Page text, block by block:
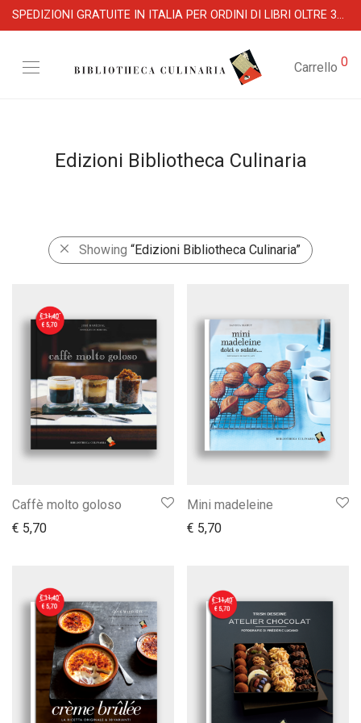
SPEDIZIONI GRATUITE IN ITALIA PER ORDINI DI LIBRI OLTRE 39 €
Carrello 0
Edizioni Bibliotheca Culinaria
Showing “Edizioni Bibliotheca Culinaria”
Caffè molto goloso
€ 5,70
Mini madeleine
€ 5,70